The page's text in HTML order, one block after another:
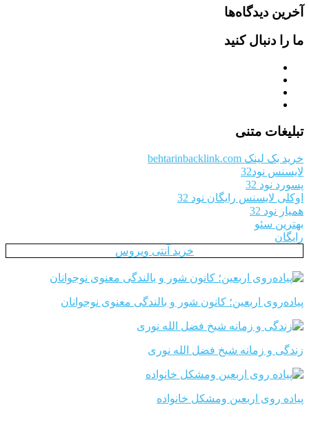
آخرین دیدگاه‌ها
ما را دنبال کنید
تبلیغات متنی
خرید بک لینک behtarinbacklink.com
لایسنس نود32
پسورد نود 32
اوکلی لایسنس رایگان نود 32
همیار نود 32
بهترین سئو
رایگان
خرید آنتی ویروس
پیاده‌روی اربعین؛ کانون شور و بالندگی معنوی نوجوانان
زندگی و زمانه شیخ فضل الله نوری
پیاده روی اربعین ومشکل خانواده